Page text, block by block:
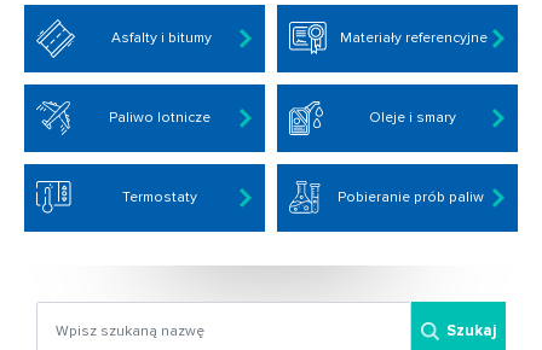
Asfalty i bitumy Materiały referencyjne
Paliwo lotnicze Oleje i smary
Termostaty Pobieranie prób paliw
Szukaj